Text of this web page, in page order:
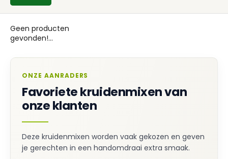
Geen producten
gevonden!...
ONZE AANRADERS
Favoriete kruidenmixen van
onze klanten
Deze kruidenmixen worden vaak gekozen en geven
je gerechten in een handomdraai extra smaak.